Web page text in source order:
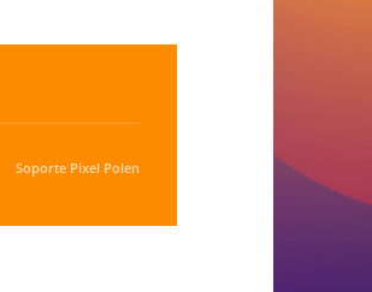
Soporte Pixel Polen